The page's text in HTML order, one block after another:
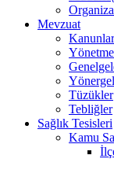
Mevzuat
Kanunlar
Tüzükler
Tebliğler
Sağlık Tesisleri
Kamu